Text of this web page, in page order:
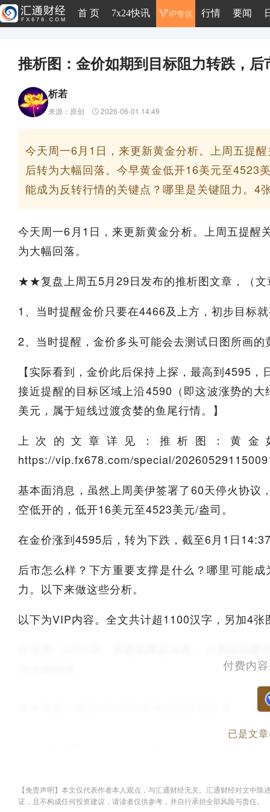
首 页 7x24快讯 行情 要闻
推析图：金价如期到目标阻力转跌，
析若
来源：原创 2026-06-01 14:49
今天周一6月1日，来更新黄金分析。上周五提
后转为大幅回落。今早黄金低开16美元至4523
能成为反转行情的关键点？哪里是关键阻力。4
今天周一6月1日，来更新黄金分析。上周五提醒
为大幅回落。
★★复盘上周五5月29日发布的推析图文章，（
1、当时提醒金价只要在4466及上方，初步目标
2、当时提醒，金价多头可能会去测试日图所画
【实际看到，金价此后保持上探，最高到4595
接近提醒的目标区域上沿4590（即这波涨势的
美元，属于短线过渡贪婪的鱼尾行情。】
上次的文章详见：推析图：黄
https://vip.fx678.com/special/
基本面消息，虽然上周美伊签署了60天停火协议
空低开的，低开16美元至4523美元/盎司。
在金价涨到4595后，转为下跌，截至6月1日
后市怎么样？下方重要支撑是什么？哪里可能
力。以下来做这些分析。
以下为VIP内容。全文共计超1100汉字，另加4
★★复盘上周五5月29日发布的推析图文章，（
2、当时提醒，金价多头可能会去测试日图所画
付费内
已是文
【免责声明】本文仅代表作者本人观点，与汇通财经无关。汇通财经对文中
证，且不构成任何投资建议，请读者仅供参考，并自行承担全部风险与责任。